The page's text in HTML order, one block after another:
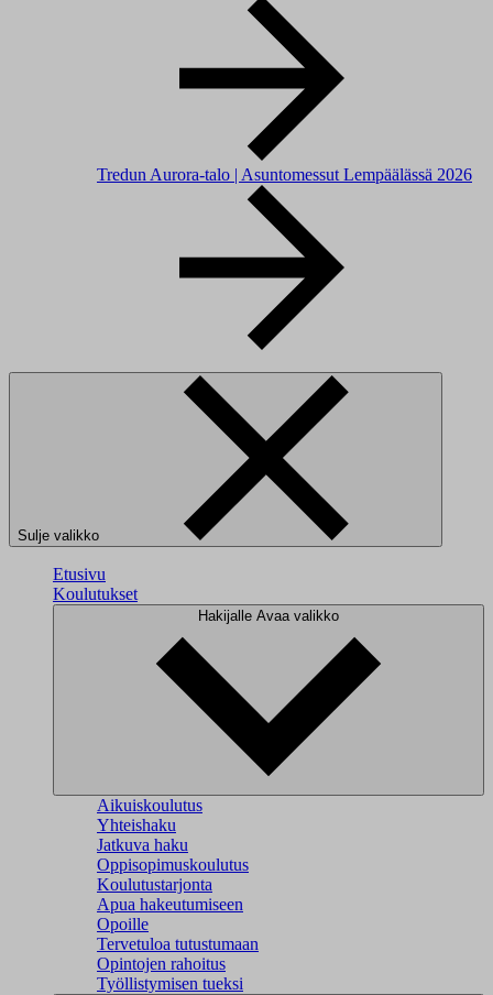
Tredun Aurora-talo | Asuntomessut Lempäälässä 2026
Sulje valikko
Etusivu
Koulutukset
Hakijalle Avaa valikko
Aikuiskoulutus
Yhteishaku
Jatkuva haku
Oppisopimuskoulutus
Koulutustarjonta
Apua hakeutumiseen
Opoille
Tervetuloa tutustumaan
Opintojen rahoitus
Työllistymisen tueksi